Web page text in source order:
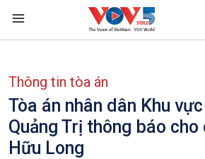
Nhảy đến nội dung
Thông tin tòa án
Tòa án nhân dân Khu
Quảng Trị thông báo cho
Hữu Long